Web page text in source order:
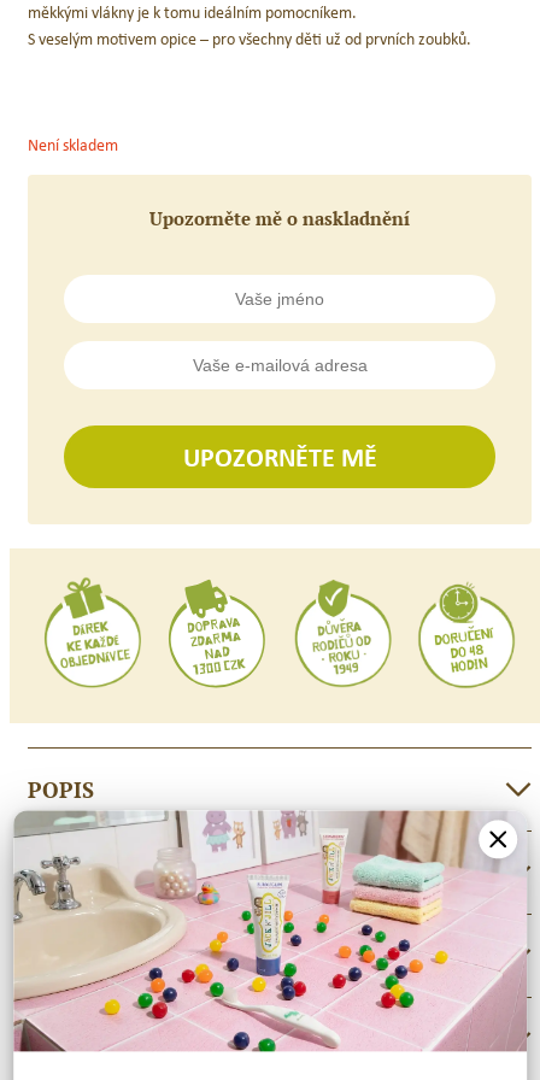
měkkými vlákny je k tomu ideálním pomocníkem.
S veselým motivem opice – pro všechny děti už od prvních zoubků.
Není skladem
Upozorněte mě o naskladnění
POPIS
PÉČE O ZUBNÍ KARTÁČKY
DALŠÍ INFORMACE
HODNOCENÍ (0)